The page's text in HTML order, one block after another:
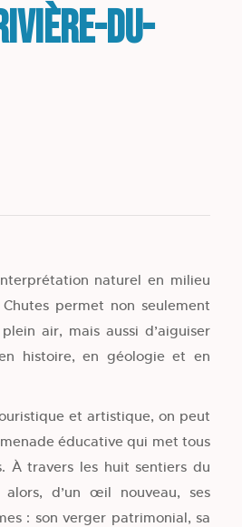
du-
naturel en milieu
permet non seulement
air, mais aussi d’aiguiser
en histoire, en géologie et en
et artistique, on peut
éducative qui met tous
À travers les huit sentiers du
d’un œil nouveau, ses
: son verger patrimonial, sa